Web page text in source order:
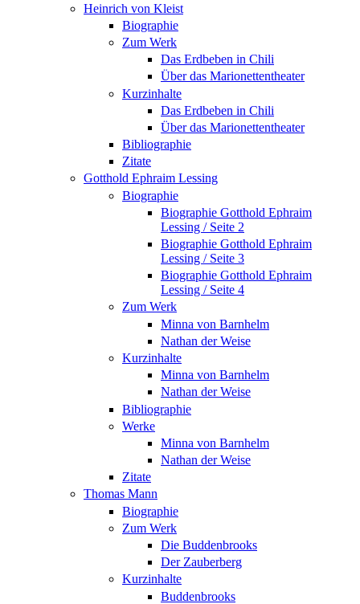
Heinrich von Kleist
Biographie
Zum Werk
Das Erdbeben in Chili
Über das Marionettentheater
Kurzinhalte
Das Erdbeben in Chili
Über das Marionettentheater
Bibliographie
Zitate
Gotthold Ephraim Lessing
Biographie
Biographie Gotthold Ephraim
Lessing / Seite 2
Biographie Gotthold Ephraim
Lessing / Seite 3
Biographie Gotthold Ephraim
Lessing / Seite 4
Zum Werk
Minna von Barnhelm
Nathan der Weise
Kurzinhalte
Minna von Barnhelm
Nathan der Weise
Bibliographie
Werke
Minna von Barnhelm
Nathan der Weise
Zitate
Thomas Mann
Biographie
Zum Werk
Die Buddenbrooks
Der Zauberberg
Kurzinhalte
Buddenbrooks